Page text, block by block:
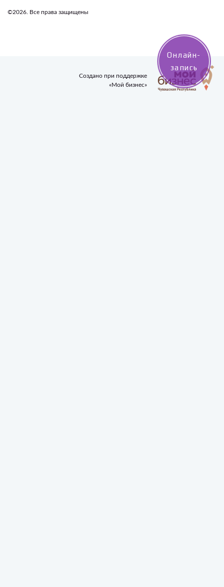
©2026. Все права защищены
Создано при поддержке
«Мой бизнес»
Онлайн-
запись